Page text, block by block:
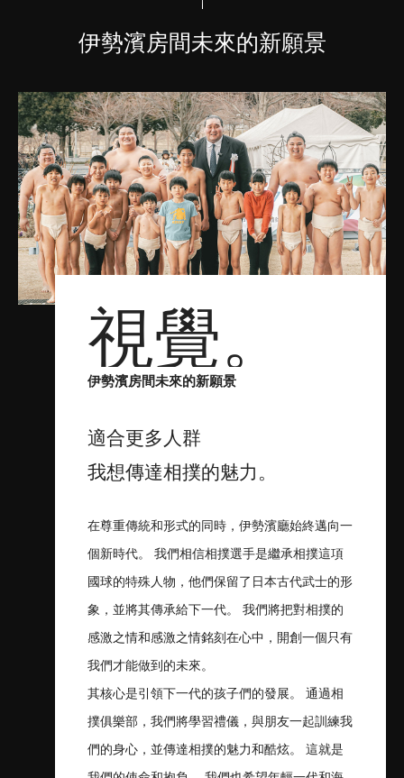
伊勢濱房間未來的新願景
伊勢濱房間未來的新願景
視覺。
適合更多人群
我想傳達相撲的魅力。
在尊重傳統和形式的同時，伊勢濱廳始終邁向一
個新時代。 我們相信相撲選手是繼承相撲這項
國球的特殊人物，他們保留了日本古代武士的形
象，並將其傳承給下一代。 我們將把對相撲的
感激之情和感激之情銘刻在心中，開創一個只有
我們才能做到的未來。
其核心是引領下一代的孩子們的發展。 通過相
撲俱樂部，我們將學習禮儀，與朋友一起訓練我
們的身心，並傳達相撲的魅力和酷炫。 這就是